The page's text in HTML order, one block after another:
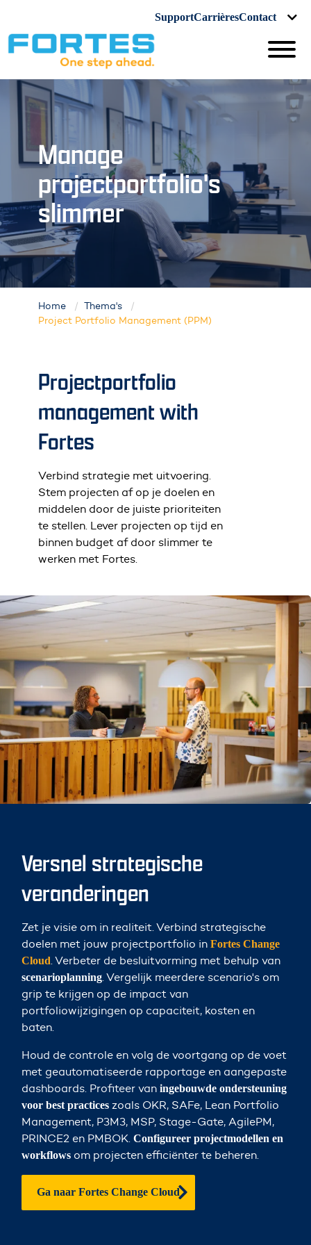
SupportCarrièresContact
Manage
projectportfolio's
slimmer
Home
Thema's
Project Portfolio Management (PPM)
Projectportfolio
management with
Fortes
Verbind strategie met uitvoering.
Stem projecten af op je doelen en
middelen door de juiste prioriteiten
te stellen. Lever projecten op tijd en
binnen budget af door slimmer te
werken met Fortes.
Versnel strategische
veranderingen
Zet je visie om in realiteit. Verbind strategische
doelen met jouw projectportfolio in Fortes Change
Cloud . Verbeter de besluitvorming met behulp van
scenarioplanning . Vergelijk meerdere scenario's om
grip te krijgen op de impact van
portfoliowijzigingen op capaciteit, kosten en
baten
Houd de controle en volg de voortgang op de voet
met geautomatiseerde rapportage en aangepaste
dashboards. Profiteer vaningebouwde ondersteuning
voor best practices zoals OKR, SAFe, Lean Portfolio
Management, P3M3, MSP, Stage-Gate, AgilePM,
PRINCE2 en PMBOK.Configureer projectmodellen en
workflows om projecten efficiënter te beheren.
Ga naar Fortes Change Cloud